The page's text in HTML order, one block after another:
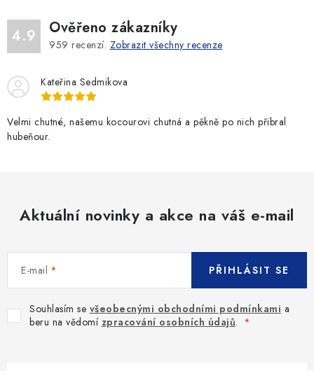
4.9 Ověřeno zákazníky
959 recenzí. Zobrazit všechny recenze
Kateřina Sedmikova
Velmi chutné, našemu kocourovi chutná a pěkně po nich přibral
hubeňour.
Aktuální novinky a akce na váš e-mail
E-mail
Souhlasím se všeobecnými obchodními podmínkami a
beru na vědomí zpracování osobních údajů.
PŘIHLÁSIT SE